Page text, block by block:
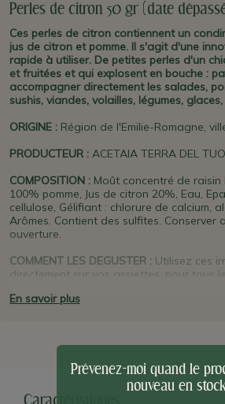
Perles de citron 50 gr (date
Ces perles de citron contiennent un
jus de citron et pomme. Il s'agit d'une
rapide à utiliser. De petites perles d'un
et fruitées et qui explosent en bouche :
accompagner directement les salades,
sushis, viandes, volailles, légumes, glaces,
ORIGINE : Région de l'Emilie-Romagne,
PRODUCTEUR : ACETAIA TERRA DEL
COMPOSITION : Moût concentré de raisin
100% pomme, Jus de citron 20%, Eau,
cellulose, Gélifiant : chlorure de calcium,
Arômes. Contient des sulfites. Conserver
ouverture.
COMMENT LES DEGUSTER : Utilisez ces
directement sur vos assiettes, pour tous
poissons fumés (saumon, truite, sushis,
SUGGESTION D'UTILISATION :En
de saumon, espadon ou thon.
En savoir plus
Prévenez-moi quand le
nouveau en